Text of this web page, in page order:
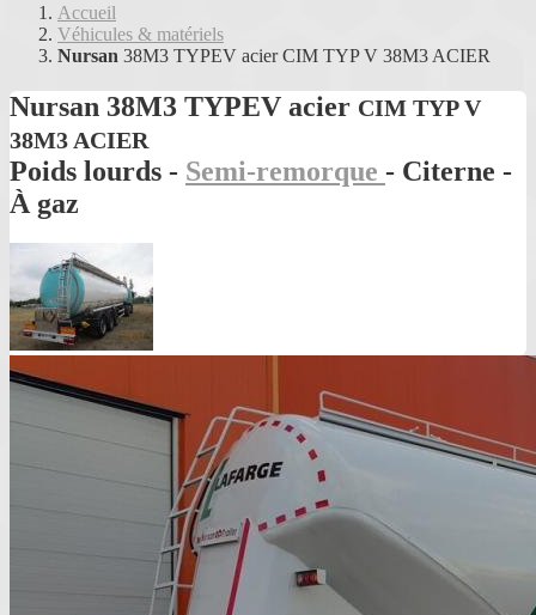
Accueil
Véhicules & matériels
Nursan 38M3 TYPEV acier CIM TYP V 38M3 ACIER
Nursan 38M3 TYPEV acier CIM TYP V
38M3 ACIER
Poids lourds - Semi-remorque - Citerne -
À gaz